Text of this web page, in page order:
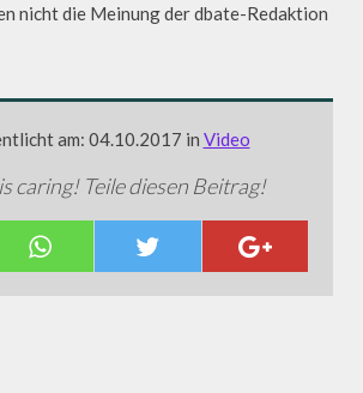
nicht die Meinung der dbate-Redaktion
am: 04.10.2017 in Video
caring! Teile diesen Beitrag!